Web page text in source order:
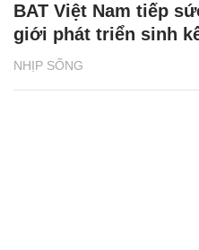
NHỊP SỐNG
BAT Việt Nam tiếp
giới phát triển sinh